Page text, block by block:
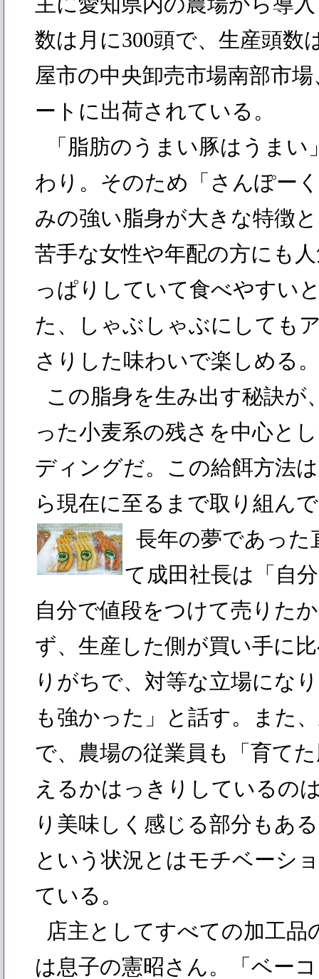
数は月に300頭で、生産頭数
屋市の中央卸売市場南部市
ートに出荷されている。
「脂肪のうまい豚はうま
わり。そのため「さんぽー
みの強い脂身が大きな特徴
苦手な女性や年配の方にも
っぱりしていて食べやすい
た、しゃぶしゃぶにしても
さりした味わいで楽しめる
この脂身を生み出す秘訣が
った小麦系の残さを中心と
ディングだ。この給餌方法
ら現在に至るまで取り組ん
長年の夢であった
て成田社長は「自
自分で値段をつけて売りた
ず、生産した側が買い手に
りがちで、対等な立場にな
も強かった」と話す。また
で、農場の従業員も「育て
えるかはっきりしているの
り美味しく感じる部分もあ
という状況とはモチベーシ
ている。
店主としてすべての加工品
は息子の憲昭さん。「ベー